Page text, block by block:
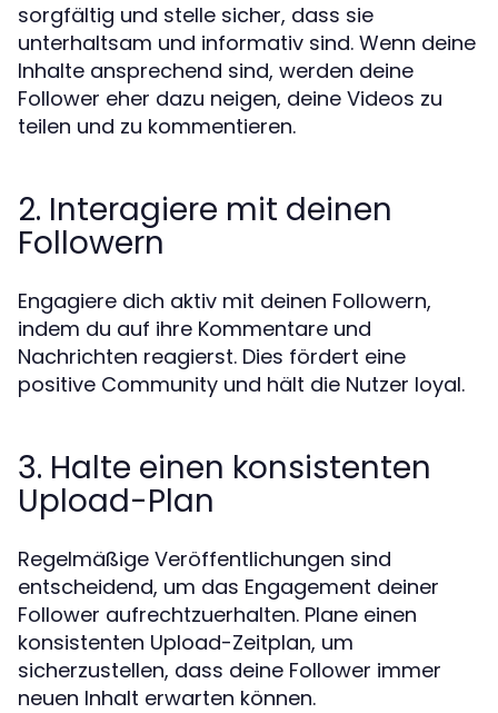
sorgfältig und stelle sicher, dass sie
unterhaltsam und informativ sind. Wenn deine
Inhalte ansprechend sind, werden deine
Follower eher dazu neigen, deine Videos zu
teilen und zu kommentieren.
2. Interagiere mit deinen
Followern
Engagiere dich aktiv mit deinen Followern,
indem du auf ihre Kommentare und
Nachrichten reagierst. Dies fördert eine
positive Community und hält die Nutzer loyal.
3. Halte einen konsistenten
Upload-Plan
Regelmäßige Veröffentlichungen sind
entscheidend, um das Engagement deiner
Follower aufrechtzuerhalten. Plane einen
konsistenten Upload-Zeitplan, um
sicherzustellen, dass deine Follower immer
neuen Inhalt erwarten können.